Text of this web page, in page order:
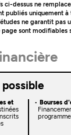
ci-dessus ne
publiés uniquement
ne garantit pas
sont modifiables
et
Bourses